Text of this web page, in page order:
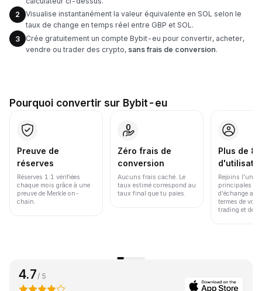
2
Visualise instantanément la valeur équivalente en SOL selon le
taux de change en temps réel entre GBP et SOL.
3
Crée gratuitement un compte Bybit-eu pour convertir, acheter,
vendre ou trader des crypto, sans frais de conversion.
Pourquoi convertir sur Bybit-eu
Preuve de
réserves
Réserves 1:1 vérifiées
chaque mois grâce à une
preuve de Merkle on-
chain.
Zéro frais de
conversion
Aucuns frais caché. Le
taux estimé correspond au
taux final que tu paies.
Plus de
Rejoins l'une
principales
d'échange au
termes de
trading et de
4.7 / 5